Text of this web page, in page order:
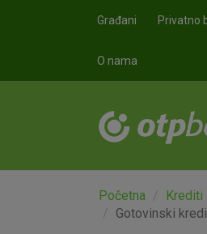
Građani Privatno
O nama
Početna Krediti
Gotovinski